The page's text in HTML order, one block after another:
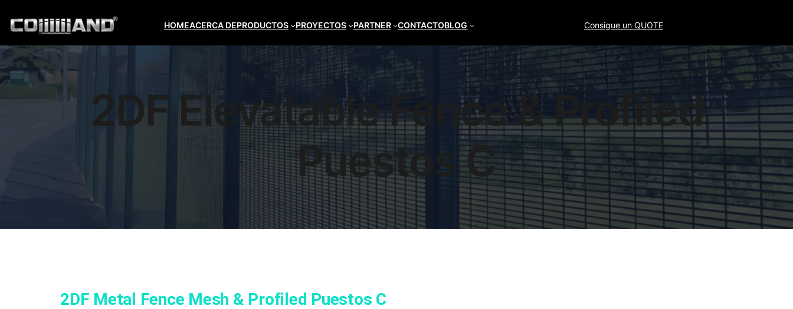
HOMEACERCA DEPRODUCTOS PROYECTOS PARTNER CONTACTOBLOG Consigue un QUOTE
2DF Elevatable Fence & Profiled
Puestos C
2DF Metal Fence Mesh & Profiled Puestos C